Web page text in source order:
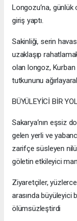
Longozu’na,
giriş yaptı.
Sakinliği, serin
uzaklaşıp
olan longoz, Kurban
tutkununu
BÜYÜLEYİCİ BİR
Sakarya’nın eşsiz
gelen yerli ve
zarifçe süsleyen
göletin etkileyici
Ziyaretçiler, yüzlerce
arasında büyüleyici
ölümsüzleştirdi